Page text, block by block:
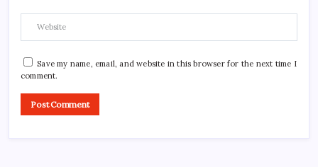
Save my name, email, and website in this browser for the next time I
comment.